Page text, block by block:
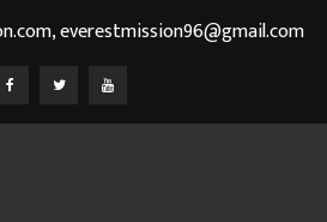
,everestmission96@gmail.com